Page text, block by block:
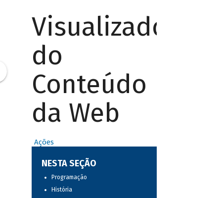
Visualizador
do
Conteúdo
da Web
Ações
NESTA SEÇÃO
Programação
História